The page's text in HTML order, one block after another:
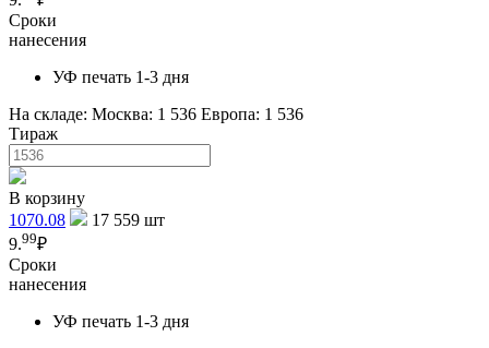
Сроки
нанесения
УФ печать 1-3 дня
На складе: Москва: 1 536 Европа: 1 536
Тираж
В корзину
1070.08
17 559 шт
9.99₽
Сроки
нанесения
УФ печать 1-3 дня